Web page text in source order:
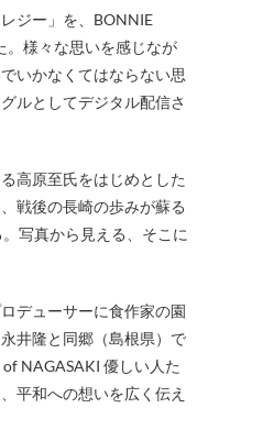
ジー」を、BONNIE
。様々な思いを感じなが
いかなくてはならない思
ルとしてデジタル配信さ
高原至氏をはじめとした
戦後の長崎の歩みが蘇る
写真から見える、そこに
デューサーに食作家の園
井隆と同郷（島根県）で
NAGASAKI 優しい人た
平和への想いを広く伝え